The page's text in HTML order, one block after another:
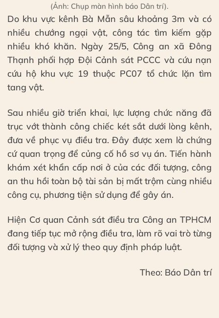
(Ảnh: Chụp màn hình báo Dân trí).
Do khu vực kênh Bà Mẫn sâu khoảng 3m và có
nhiều chướng ngại vật, công tác tìm kiếm gặp
nhiều khó khăn. Ngày 25/5, Công an xã Đông
Thạnh phối hợp Đội Cảnh sát PCCC và cứu nạn
cứu hộ khu vực 19 thuộc PC07 tổ chức lặn tìm
tang vật.
Sau nhiều giờ triển khai, lực lượng chức năng đã
trục vớt thành công chiếc két sắt dưới lòng kênh,
đưa về phục vụ điều tra. Đây được xem là chứng
cứ quan trọng để củng cố hồ sơ vụ án. Tiến hành
khám xét khẩn cấp nơi ở của các đối tượng, công
an thu hồi toàn bộ tài sản bị mất trộm cùng nhiều
công cụ, phương tiện sử dụng để gây án.
Hiện Cơ quan Cảnh sát điều tra Công an TPHCM
đang tiếp tục mở rộng điều tra, làm rõ vai trò từng
đối tượng và xử lý theo quy định pháp luật.
Theo: Báo Dân trí